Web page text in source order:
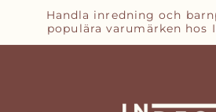
vidareHandla inredning och
populära varumärken hos